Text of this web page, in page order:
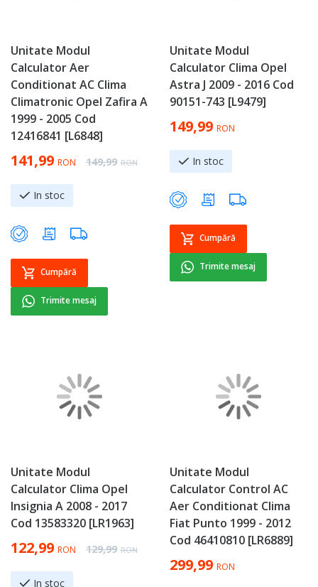
Unitate Modul
Calculator Aer
Conditionat AC Clima
Climatronic Opel Zafira A
1999 - 2005 Cod
12416841 [L6848]
Special Price
141,99 RON Regular Price
149,99 RON
In stoc
Cumpără
Trimite mesaj
Unitate Modul
Calculator Clima Opel
Astra J 2009 - 2016 Cod
90151-743 [L9479]
149,99 RON
In stoc
Cumpără
Trimite mesaj
Unitate Modul
Calculator Clima Opel
Insignia A 2008 - 2017
Cod 13583320 [LR1963]
Special Price
122,99 RON Regular Price
129,99 RON
In stoc
Unitate Modul
Calculator Control AC
Aer Conditionat Clima
Fiat Punto 1999 - 2012
Cod 46410810 [LR6889]
299,99 RON